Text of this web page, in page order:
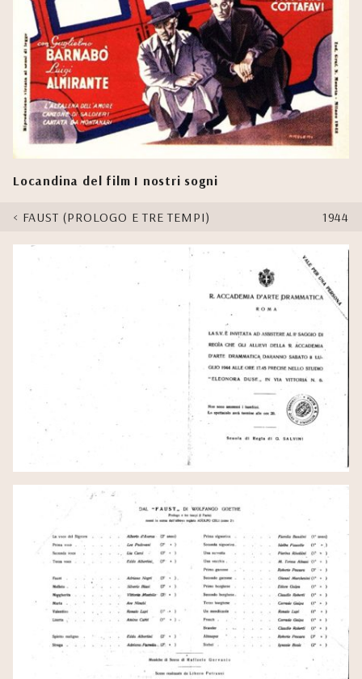
Locandina del film I nostri sogni
FAUST (PROLOGO E TRE TEMPI) 1944